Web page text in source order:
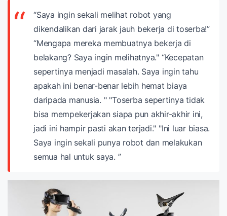
“Saya ingin sekali melihat robot yang
dikendalikan dari jarak jauh bekerja di toserba!”
“Mengapa mereka membuatnya bekerja di
belakang? Saya ingin melihatnya." “Kecepatan
sepertinya menjadi masalah. Saya ingin tahu
apakah ini benar-benar lebih hemat biaya
daripada manusia. " "Toserba sepertinya tidak
bisa mempekerjakan siapa pun akhir-akhir ini,
jadi ini hampir pasti akan terjadi." "Ini luar biasa.
Saya ingin sekali punya robot dan melakukan
semua hal untuk saya. ”